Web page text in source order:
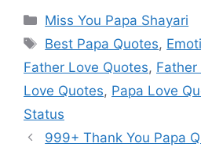
Categories
Miss You Papa Shayari
Tags
Best Papa Quotes,
Father Love Quotes, Father
Love Quotes, Papa Love
Status
999+ Thank You Papa